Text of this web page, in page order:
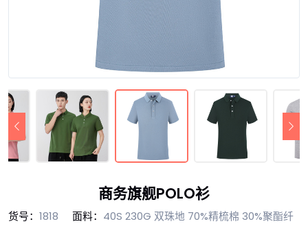
商务旗舰POLO衫
货号： 1818 面料： 40S 230G 双珠地 70%精梳棉 30%聚酯纤